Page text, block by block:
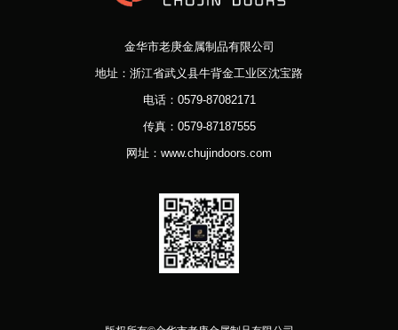
金华市老庚金属制品有限公司
地址：浙江省武义县牛背金工业区沈宝路
电话：0579-87082171
传真：0579-87187555
网址：www.chujindoors.com